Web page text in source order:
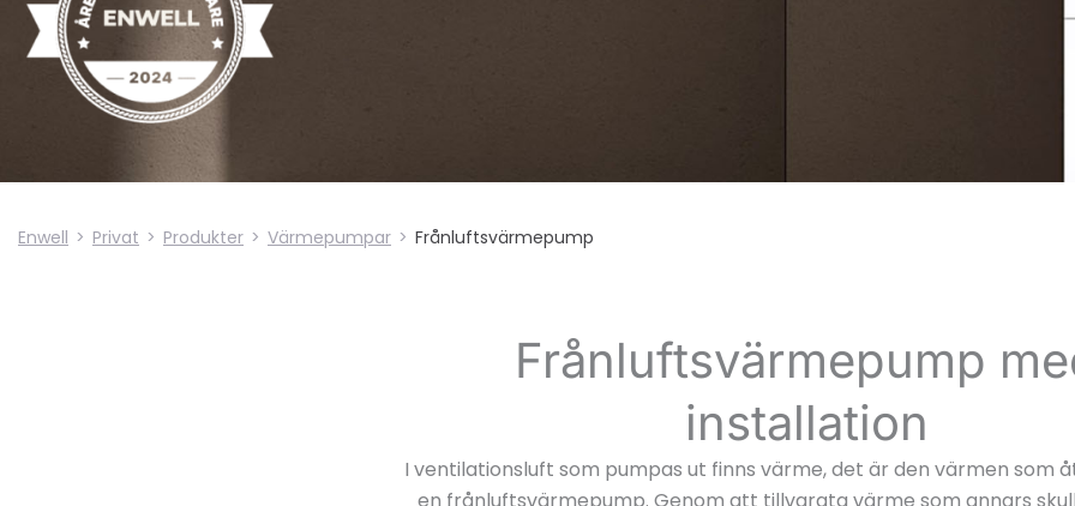
Enwell > Privat > Produkter > Värmepumpar > Frånluftsvärmepump
Frånluftsvärmepump
installation
I ventilationsluft som pumpas ut finns värme, det är den värmen som